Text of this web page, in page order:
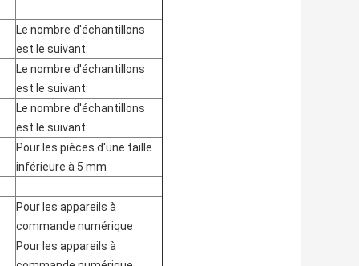
Le nombre d'échantillons
est le suivant:
Le nombre d'échantillons
est le suivant:
Le nombre d'échantillons
est le suivant:
Pour les pièces d'une taille
inférieure à 5 mm
Pour les appareils à
commande numérique
Pour les appareils à